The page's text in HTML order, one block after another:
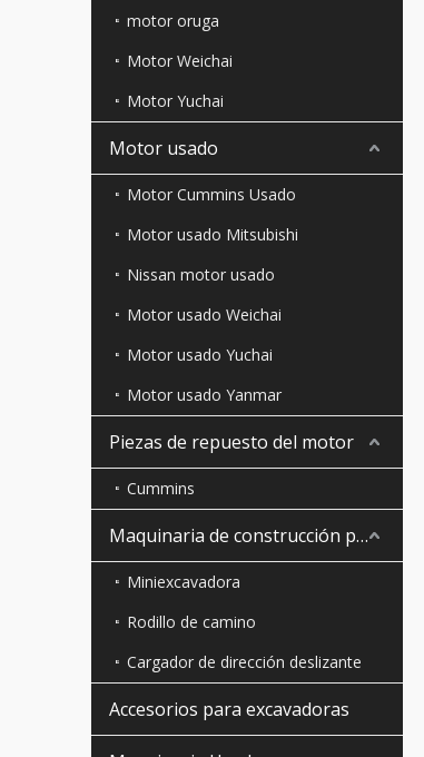
motor oruga
Motor Weichai
Motor Yuchai
Motor usado
Motor Cummins Usado
Motor usado Mitsubishi
Nissan motor usado
Motor usado Weichai
Motor usado Yuchai
Motor usado Yanmar
Piezas de repuesto del motor
Cummins
Maquinaria de construcción pequeña
Miniexcavadora
Rodillo de camino
Cargador de dirección deslizante
Accesorios para excavadoras